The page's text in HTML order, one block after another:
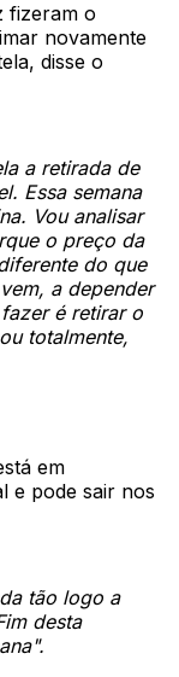
fizeram o
novamente
disse o
a retirada de
Essa semana
Vou analisar
o preço da
do que
a depender
é retirar o
totalmente,
em
e pode sair nos
tão logo a
desta